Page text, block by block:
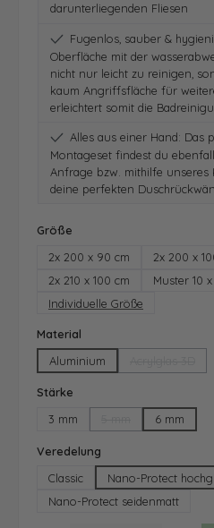
darunterliegenden Fliesen
Fugenlos, sauber &
Oberfläche mit der
nicht nur leicht zu reinigen,
kaum Angriffsfläche für
erleichtert somit die
Alles aus einer Hand: Das
Montageset findest du
Anfrage bzw. mithilfe
deine perfekten
Größe
2x 200 x 90 cm
2x 200 x
2x 210 x 100 cm
Muster 10
Individuelle Größe
Material
Aluminium
Stärke
3 mm
(Diese Option ist
6 mm
Veredelung
Classic
Nano-Protect
Nano-Protect seidenmatt